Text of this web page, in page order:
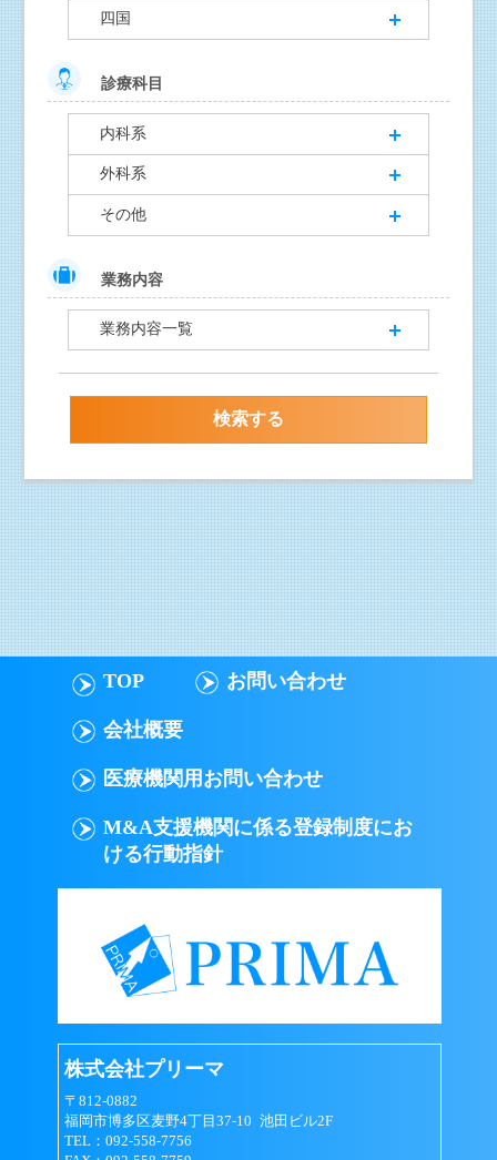
四国
診療科目
内科系
外科系
その他
業務内容
業務内容一覧
TOP お問い合わせ
会社概要
医療機関用お問い合わせ
M&A支援機関に係る登録制度にお
ける行動指針
株式会社プリーマ
〒812-0882
福岡市博多区麦野4丁目37-10 池田ビル2F
TEL：092-558-7756